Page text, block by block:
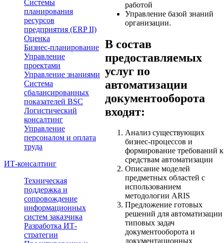
Системы
планирования
ресурсов
предприятия (ERP II)
Оценка
Бизнес-планирование
Управление
проектами
Управление знаниями
Система
сбалансированных
показателей BSC
Логистический
консалтинг
Управление
персоналом и оплата
труда
ИТ-консалтинг
Техническая
поддержка и
сопровождение
информационных
систем заказчика
Разработка ИТ-
стратегии
работой
Управление базой знаний
организации.
В состав
предоставляемых
услуг по
автоматизации
документооборота
входят:
Анализ существующих
бизнес-процессов и
формирование требований к
средствам автоматизации
Описание моделей
предметных областей с
использованием
методологии ARIS
Предложение готовых
решений для автоматизации
типовых задач
документооборота и
документационных